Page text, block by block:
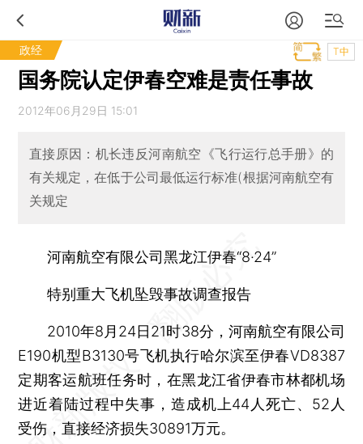
政经 T中
国务院认定伊春空难是责任事故
2012年06月29日 15:01
直接原因：机长违反河南航空《飞行运行总手册》的
有关规定，在低于公司最低运行标准(根据河南航空有
关规定
河南航空有限公司黑龙江伊春“8·24”
特别重大飞机坠毁事故调查报告
2010年8月24日21时38分，河南航空有限公司
E190机型B3130号飞机执行哈尔滨至伊春VD8387
定期客运航班任务时，在黑龙江省伊春市林都机场
进近着陆过程中失事，造成机上44人死亡、52人
受伤，直接经济损失30891万元。